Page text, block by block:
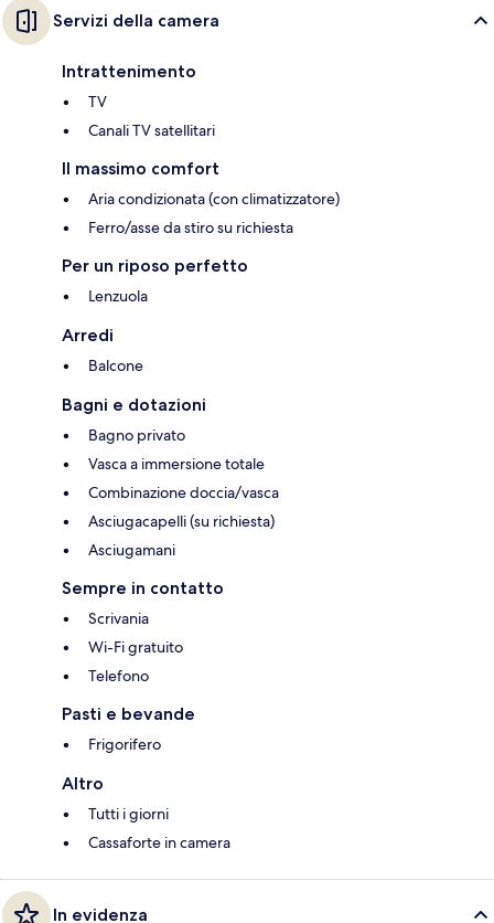
Servizi della camera
Intrattenimento
TV
Canali TV satellitari
Il massimo comfort
Aria condizionata (con climatizzatore)
Ferro/asse da stiro su richiesta
Per un riposo perfetto
Lenzuola
Arredi
Balcone
Bagni e dotazioni
Bagno privato
Vasca a immersione totale
Combinazione doccia/vasca
Asciugacapelli (su richiesta)
Asciugamani
Sempre in contatto
Scrivania
Wi-Fi gratuito
Telefono
Pasti e bevande
Frigorifero
Altro
Tutti i giorni
Cassaforte in camera
In evidenza